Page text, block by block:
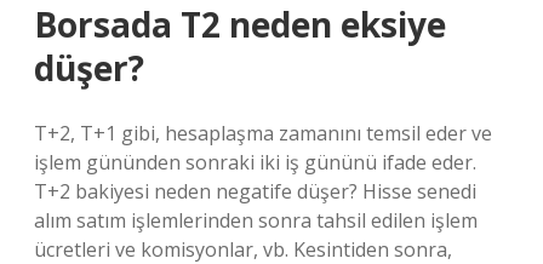
Borsada T2 neden eksiye
düşer?
T+2, T+1 gibi, hesaplaşma zamanını temsil eder ve
işlem gününden sonraki iki iş gününü ifade eder.
T+2 bakiyesi neden negatife düşer? Hisse senedi
alım satım işlemlerinden sonra tahsil edilen işlem
ücretleri ve komisyonlar, vb. Kesintiden sonra,